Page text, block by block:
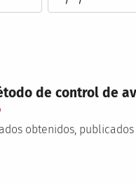
de control de
obtenidos,